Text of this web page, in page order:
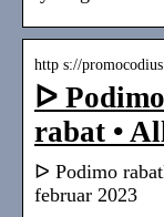
http s://
ᐅ
rabat •
ᐅ Podimo
februar 2023